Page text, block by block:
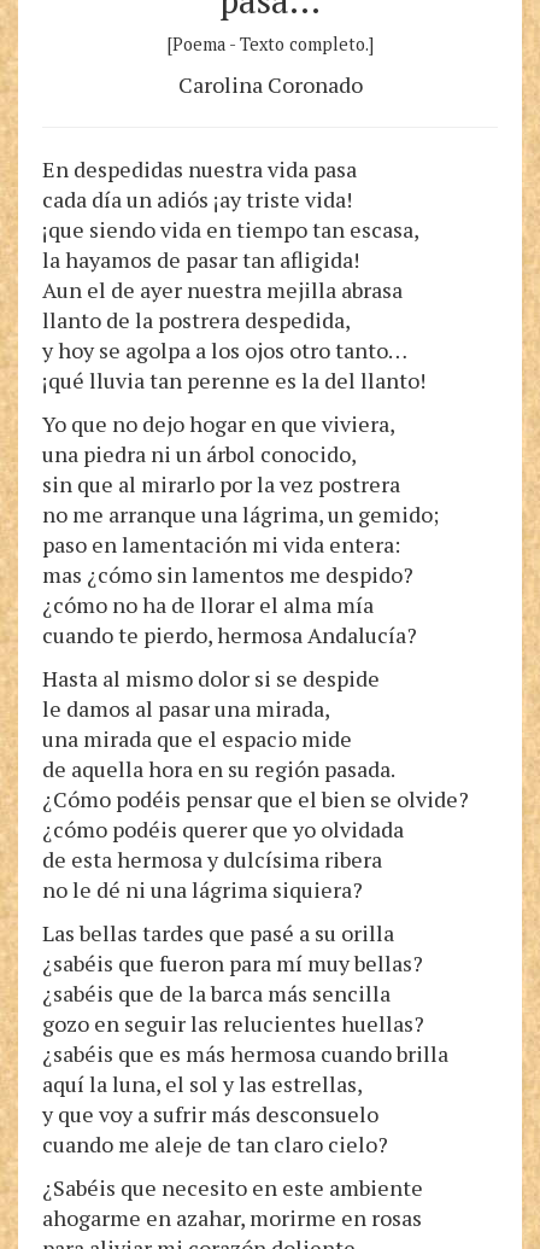
[Poema - Texto completo.]
Carolina Coronado
En despedidas nuestra vida pasa
cada día un adiós ¡ay triste vida!
¡que siendo vida en tiempo tan escasa,
la hayamos de pasar tan afligida!
Aun el de ayer nuestra mejilla abrasa
llanto de la postrera despedida,
y hoy se agolpa a los ojos otro tanto…
¡qué lluvia tan perenne es la del llanto!
Yo que no dejo hogar en que viviera,
una piedra ni un árbol conocido,
sin que al mirarlo por la vez postrera
no me arranque una lágrima, un gemido;
paso en lamentación mi vida entera:
mas ¿cómo sin lamentos me despido?
¿cómo no ha de llorar el alma mía
cuando te pierdo, hermosa Andalucía?
Hasta al mismo dolor si se despide
le damos al pasar una mirada,
una mirada que el espacio mide
de aquella hora en su región pasada.
¿Cómo podéis pensar que el bien se olvide?
¿cómo podéis querer que yo olvidada
de esta hermosa y dulcísima ribera
no le dé ni una lágrima siquiera?
Las bellas tardes que pasé a su orilla
¿sabéis que fueron para mí muy bellas?
¿sabéis que de la barca más sencilla
gozo en seguir las relucientes huellas?
¿sabéis que es más hermosa cuando brilla
aquí la luna, el sol y las estrellas,
y que voy a sufrir más desconsuelo
cuando me aleje de tan claro cielo?
¿Sabéis que necesito en este ambiente
ahogarme en azahar, morirme en rosas